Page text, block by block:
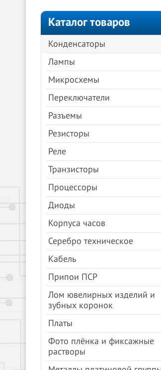
Каталог товаров
Конденсаторы
Лампы
Микросхемы
Переключатели
Разъемы
Резисторы
Реле
Транзисторы
Процессоры
Диоды
Корпуса часов
Серебро техническое
Кабель
Припои ПСР
Лом ювелирных изделий и
зубных коронок
Платы
Фото плёнка и фиксажные
растворы
Анна Молочкова
все быстро.